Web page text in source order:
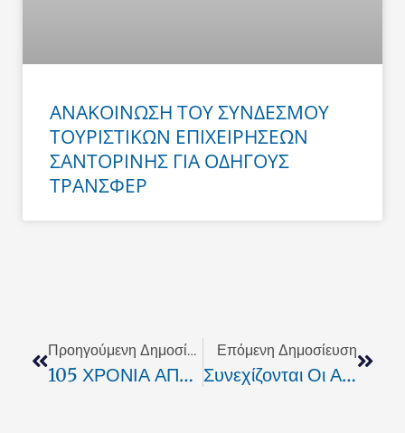
ΑΝΑΚΟΙΝΩΣΗ ΤΟΥ ΣΥΝΔΕΣΜΟΥ
ΤΟΥΡΙΣΤΙΚΩΝ ΕΠΙΧΕΙΡΗΣΕΩΝ
ΣΑΝΤΟΡΙΝΗΣ ΓΙΑ ΟΔΗΓΟΥΣ
ΤΡΑΝΣΦΕΡ
Προηγούμενη Δημοσίευση
105 ΧΡΟΝΙΑ ΑΠΟ ΤΗΝ ΕΝΑΡΞΗ ΤΗΣ ΚΡΗΤΙΚΗΣ ΕΠΑΝΑΣΤΑΣΗΣ
Επόμενη Δημοσίευση
Συνεχίζονται Οι Απεργιακές Κινητοποιήσεις Στο Ρέθυμνο